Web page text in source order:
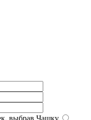
выбрав Чашку.